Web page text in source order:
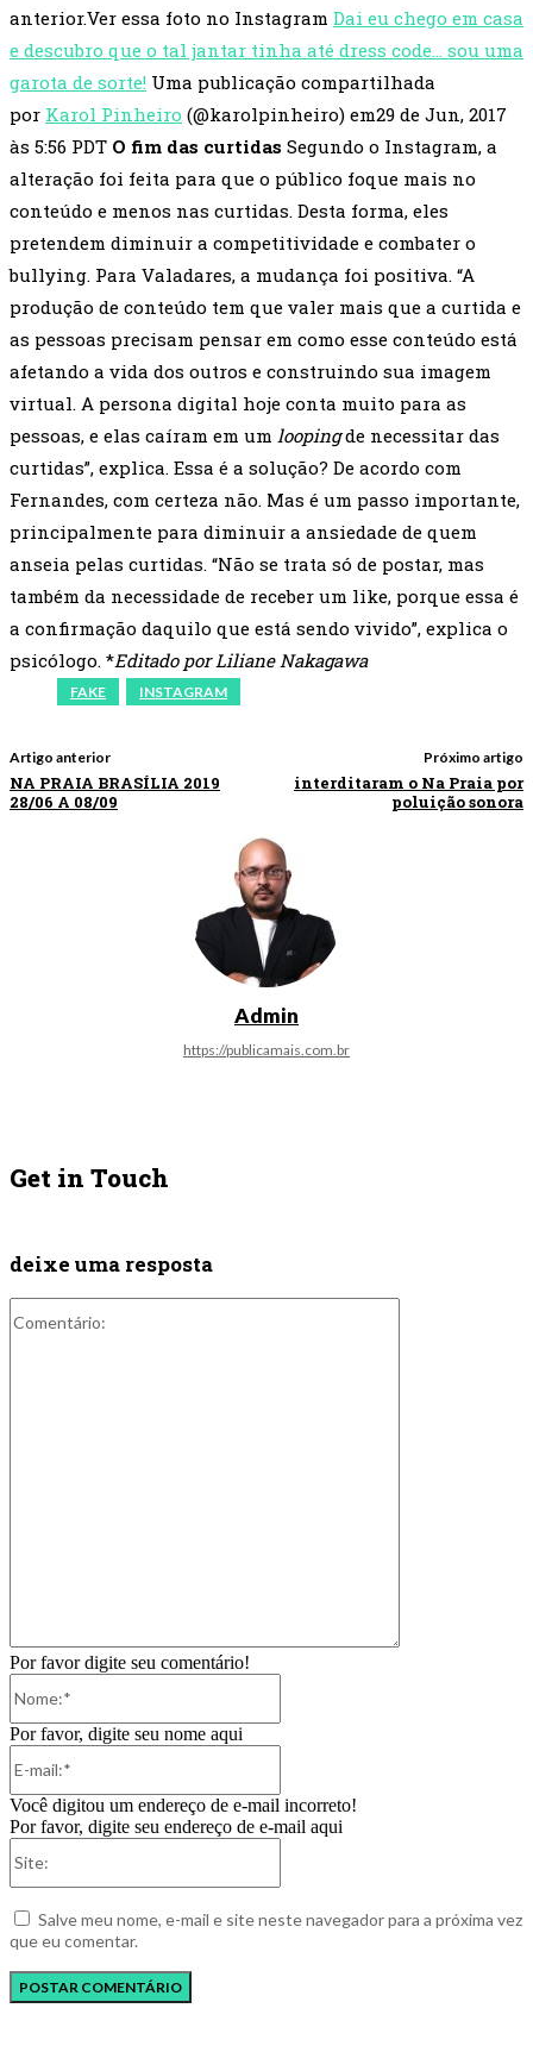
anterior.Ver essa foto no Instagram Dai eu chego em casa
e descubro que o tal jantar tinha até dress code… sou uma
garota de sorte! Uma publicação compartilhada
por Karol Pinheiro (@karolpinheiro) em29 de Jun, 2017
às 5:56 PDT O fim das curtidas Segundo o Instagram, a
alteração foi feita para que o público foque mais no
conteúdo e menos nas curtidas. Desta forma, eles
pretendem diminuir a competitividade e combater o
bullying. Para Valadares, a mudança foi positiva. “A
produção de conteúdo tem que valer mais que a curtida e
as pessoas precisam pensar em como esse conteúdo está
afetando a vida dos outros e construindo sua imagem
virtual. A persona digital hoje conta muito para as
pessoas, e elas caíram em um loopingde necessitar das
curtidas”, explica. Essa é a solução? De acordo com
Fernandes, com certeza não. Mas é um passo importante,
principalmente para diminuir a ansiedade de quem
anseia pelas curtidas. “Não se trata só de postar, mas
também da necessidade de receber um like, porque essa é
a confirmação daquilo que está sendo vivido”, explica o
psicólogo. *Editado por Liliane Nakagawa
FAKE INSTAGRAM
Artigo anterior
NA PRAIA BRASÍLIA 2019
28/06 A 08/09
Próximo artigo
interditaram o Na Praia por
poluição sonora
Admin
https://publicamais.com.br
Get in Touch
deixe uma resposta
Por favor digite seu comentário!
Por favor, digite seu nome aqui
Você digitou um endereço de e-mail incorreto!
Por favor, digite seu endereço de e-mail aqui
Salve meu nome, e-mail e site neste navegador para a próxima vez
que eu comentar.